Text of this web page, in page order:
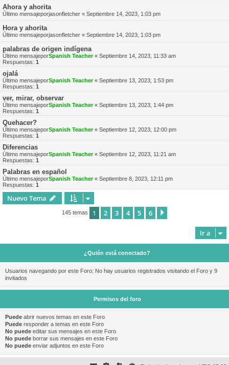
Ahora y ahorita
Último mensajeporjasonfletcher « Septiembre 14, 2023, 1:03 pm
Hora y ahorita
Último mensajeporjasonfletcher « Septiembre 14, 2023, 1:03 pm
palabras de origen indígena
Último mensajeporSpanish Teacher« Septiembre 14, 2023, 11:33 am
Respuestas: 1
ojalá
Último mensajeporSpanish Teacher« Septiembre 13, 2023, 1:53 pm
Respuestas: 1
ver, mirar, observar
Último mensajeporSpanish Teacher« Septiembre 13, 2023, 1:44 pm
Respuestas: 1
Quehacer?
Último mensajeporSpanish Teacher« Septiembre 12, 2023, 12:00 pm
Respuestas: 1
Diferencias
Último mensajeporSpanish Teacher« Septiembre 12, 2023, 11:21 am
Respuestas: 1
Palabras en español
Último mensajeporSpanish Teacher« Septiembre 8, 2023, 12:11 pm
Respuestas: 1
Nuevo Tema
145 temas 1 2 3 4 5 6
Ir a
¿Quién está conectado?
Usuarios navegando por este Foro: No hay usuarios registrados visitando el Foro y 9
invitados
Permisos del foro
Puede abrir nuevos temas en este Foro
Puede responder a temas en este Foro
No puede editar sus mensajes en este Foro
No puede borrar sus mensajes en este Foro
No puede enviar adjuntos en este Foro